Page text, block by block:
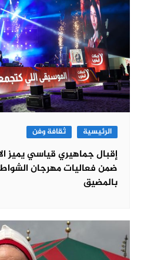
الرئيسية ثقافة وفن
إقبال جماهيري قياسي يميز
ضمن فعاليات مهرجان
بالمضيق